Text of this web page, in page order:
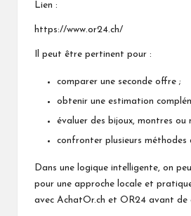
Lien :
https://www.or24.ch/
Il peut être pertinent pour :
comparer une seconde offre ;
obtenir une estimation
évaluer des bijoux, montres ou
confronter plusieurs méthodes
Dans une logique intelligente, on
pour une approche locale et
avec AchatOr.ch et OR24 avant de